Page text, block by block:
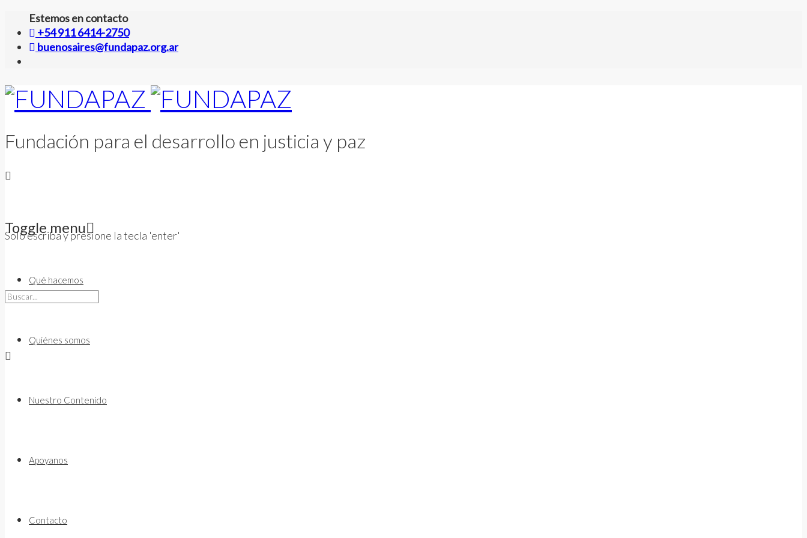
Estemos en contacto
+54 911 6414-2750
buenosaires@fundapaz.org.ar
Fundación para el desarrollo en justicia y paz
Solo escriba y presione la tecla 'enter'
Toggle menu
contentQué hacemos
Quiénes somos
Nuestro Contenido
Apoyanos
Contacto